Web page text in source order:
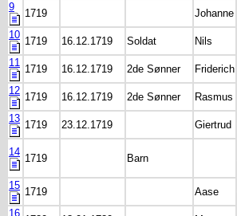
9
1719 Johanne
10
1719 16.12.1719 Soldat Nils
11
1719 16.12.1719 2de Sønner Friderich
12
1719 16.12.1719 2de Sønner Rasmus
13
1719 23.12.1719 Giertrud
14
1719 Barn
15
1719 Aase
16